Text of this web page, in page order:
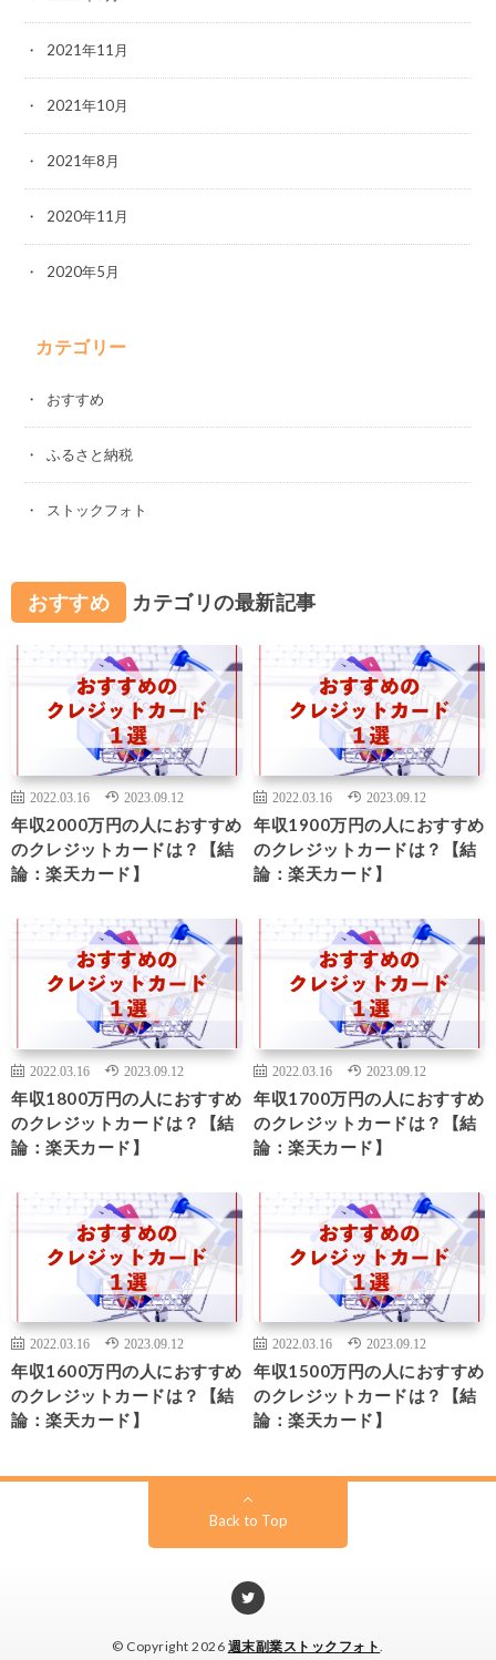
2021年11月
2021年10月
2021年8月
2020年11月
2020年5月
カテゴリー
おすすめ
ふるさと納税
ストックフォト
おすすめ カテゴリの最新記事
2022.03.16 2023.09.12
年収2000万円の人におすすめ
のクレジットカードは？【結
論：楽天カード】
2022.03.16 2023.09.12
年収1900万円の人におすすめ
のクレジットカードは？【結
論：楽天カード】
2022.03.16 2023.09.12
年収1800万円の人におすすめ
のクレジットカードは？【結
論：楽天カード】
2022.03.16 2023.09.12
年収1700万円の人におすすめ
のクレジットカードは？【結
論：楽天カード】
2022.03.16 2023.09.12
年収1600万円の人におすすめ
のクレジットカードは？【結
論：楽天カード】
2022.03.16 2023.09.12
年収1500万円の人におすすめ
のクレジットカードは？【結
論：楽天カード】
Back to Top
© Copyright 2026 週末副業ストックフォト.